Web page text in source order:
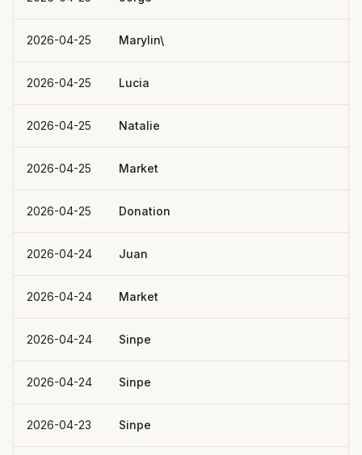
2026-04-25 Marylin\
2026-04-25 Lucia
2026-04-25 Natalie
2026-04-25 Market
2026-04-25 Donation
2026-04-24 Juan
2026-04-24 Market
2026-04-24 Sinpe
2026-04-24 Sinpe
2026-04-23 Sinpe